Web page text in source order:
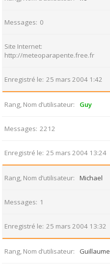
Messages 0
Site Internet
http://meteoparapente.free.fr
Enregistré le 25 mars 2004 1:42
Rang, Nom d’utilisateur Guy
Messages 2212
Enregistré le 25 mars 2004 13:24
Rang, Nom d’utilisateur Michael
Messages 1
Enregistré le 25 mars 2004 13:32
Rang, Nom d’utilisateur Guillaume